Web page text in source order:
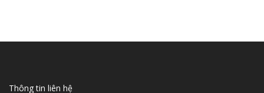
Thông tin liên hệ